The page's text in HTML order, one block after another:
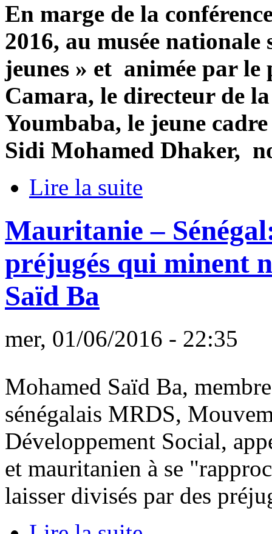
En marge de la
2016, au musée nationale
jeunes » et animée par le
Camara, le directeur de
Youmbaba, le jeune
Sidi Mohamed Dhaker,
Lire la suite
Mauritanie –
préjugés qui minent
Saïd Ba
mer, 01/06/2016 - 22:35
Mohamed Saïd Ba,
sénégalais MRDS,
Développement Social,
et mauritanien à se
laisser divisés par des